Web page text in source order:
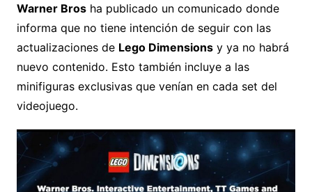
Warner Brosha publicado un comunicado donde
informa que no tiene intención de seguir con las
actualizaciones de Lego Dimensionsy ya no habrá
nuevo contenido. Esto también incluye a las
minifiguras exclusivas que venían en cada set del
videojuego.